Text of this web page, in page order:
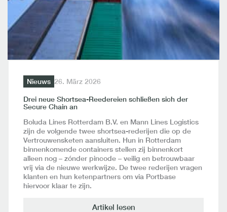
Nieuws 26. März 2026
Drei neue Shortsea-Reedereien schließen sich der
Secure Chain an
Boluda Lines Rotterdam B.V. en Mann Lines Logistics
zijn de volgende twee shortsea-rederijen die op de
Vertrouwensketen aansluiten. Hun in Rotterdam
binnenkomende containers stellen zij binnenkort
alleen nog – zónder pincode – veilig en betrouwbaar
vrij via de nieuwe werkwijze. De twee rederijen vragen
klanten en hun ketenpartners om via Portbase
hiervoor klaar te zijn.
Artikel lesen